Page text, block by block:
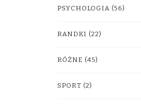
PSYCHOLOGIA (56)
RANDKI (22)
RÓŻNE (45)
SPORT (2)